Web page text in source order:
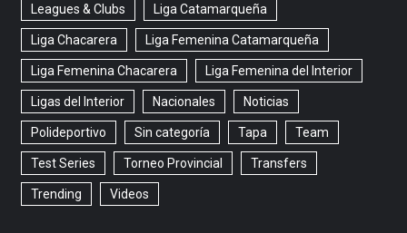
Leagues & Clubs Liga Catamarqueña
Liga Chacarera Liga Femenina Catamarqueña
Liga Femenina Chacarera Liga Femenina del Interior
Ligas del Interior Nacionales Noticias
Polideportivo Sin categoría Tapa Team
Test Series Torneo Provincial Transfers
Trending Videos